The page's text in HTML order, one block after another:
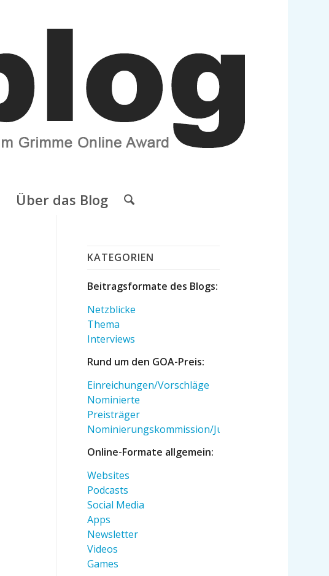
Über das Blog
KATEGORIEN
Beitragsformate des Blogs:
Netzblicke
Thema
Interviews
Rund um den GOA-Preis:
Einreichungen/Vorschläge
Nominierte
Preisträger
Nominierungskommission/Jury
Online-Formate allgemein:
Websites
Podcasts
Social Media
Apps
Newsletter
Videos
Games